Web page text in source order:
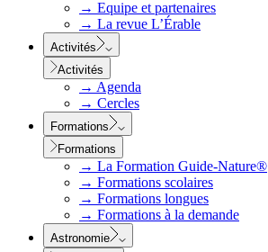
→ Equipe et partenaires
→ La revue L’Érable
Activités
Activités
→ Agenda
→ Cercles
Formations
Formations
→ La Formation Guide-Nature®
→ Formations scolaires
→ Formations longues
→ Formations à la demande
Astronomie